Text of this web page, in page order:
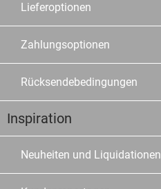
Lieferoptionen
Zahlungsoptionen
Rücksendebedingungen
Inspiration
Neuheiten und Liquidationen